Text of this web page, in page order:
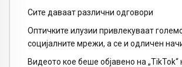
Сите даваат различни одговори
Оптичките илузии привлекуваат
социјалните мрежи, а се и одличен
Видеото кое беше објавено на „TikTok“